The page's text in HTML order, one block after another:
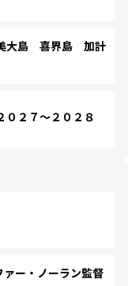
大島 喜界島 加計
２７～２０２８
ー・ノーラン監督